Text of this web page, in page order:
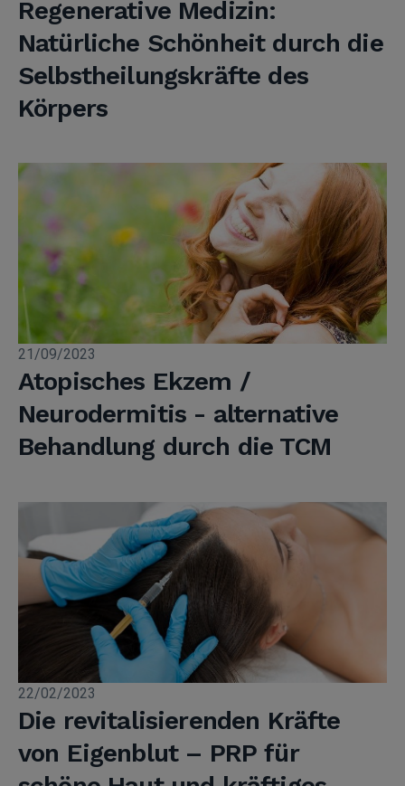
Regenerative Medizin:
Natürliche Schönheit durch die
Selbstheilungskräfte des
Körpers
21/09/2023
Atopisches Ekzem /
Neurodermitis - alternative
Behandlung durch die TCM
22/02/2023
Die revitalisierenden Kräfte
von Eigenblut – PRP für